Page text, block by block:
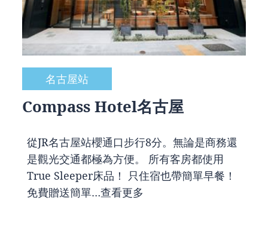
名古屋站
Compass Hotel名古屋
從JR名古屋站櫻通口步行8分。無論是商務還
是觀光交通都極為方便。 所有客房都使用
True Sleeper床品！ 只住宿也帶簡單早餐！
免費贈送簡單…查看更多